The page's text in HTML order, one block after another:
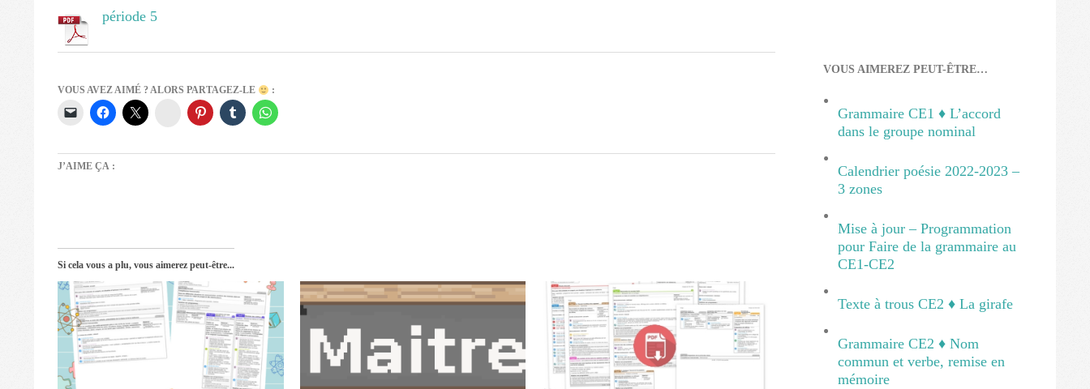
période 5
VOUS AVEZ AIMÉ ? ALORS PARTAGEZ-LE :
Instagram
J’AIME ÇA :
Si cela vous a plu, vous aimerez peut-être...
VOUS AIMEREZ PEUT-ÊTRE…
Grammaire CE1 ♦ L’accord
dans le groupe nominal
Calendrier poésie 2022-2023 –
3 zones
Mise à jour – Programmation
pour Faire de la grammaire au
CE1-CE2
Texte à trous CE2 ♦ La girafe
Grammaire CE2 ♦ Nom
commun et verbe, remise en
mémoire